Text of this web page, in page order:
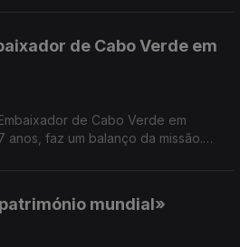
de Cabo Verde em
de Cabo Verde em
Portugal, em funções há 7 anos, faz um balanço da missão.
mundial»